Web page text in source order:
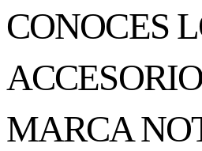
CONOCES
MARCA